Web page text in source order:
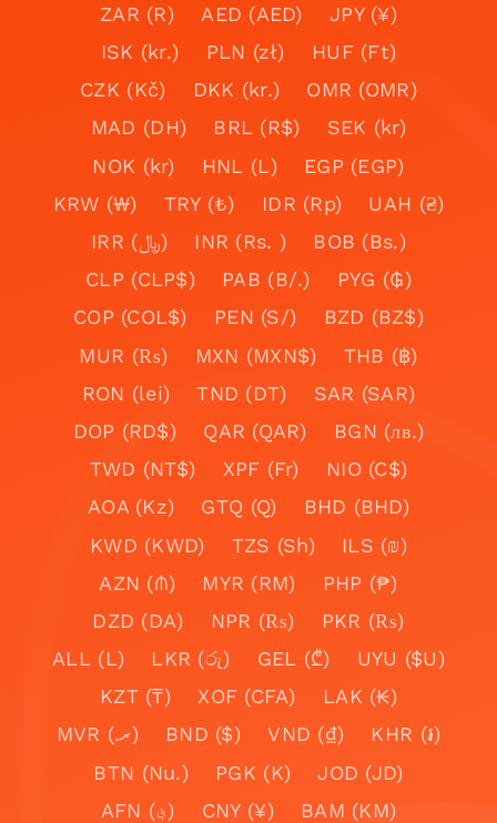
ZAR (R)
AED (AED)
JPY (¥)
ISK (kr.)
PLN (zł)
HUF (Ft)
CZK (Kč)
DKK (kr.)
OMR (OMR)
MAD (DH)
BRL (R$)
SEK (kr)
NOK (kr)
HNL (L)
EGP (EGP)
KRW (₩)
TRY (₺) IDR (Rp)
UAH (₴)
IRR (﷼)
INR (Rs. )
BOB (Bs.)
CLP (CLP$)
PAB (B/.)
PYG (₲)
COP (COL$)
PEN (S/)
BZD (BZ$)
MUR (₨)
MXN (MXN$)
THB (฿)
RON (lei)
TND (DT)
SAR (SAR)
DOP (RD$)
QAR (QAR)
BGN (лв.)
TWD (NT$)
XPF (Fr)
NIO (C$)
AOA (Kz)
GTQ (Q)
BHD (BHD)
KWD (KWD)
TZS (Sh)
ILS (₪)
AZN (₼)
MYR (RM)
PHP (₱)
DZD (DA)
NPR (₨)
PKR (₨)
ALL (L)
LKR (රු) GEL (₾)
UYU ($U)
KZT (₸)
XOF (CFA)
LAK (₭)
MVR (.ރ)
BND ($) VND (₫)
KHR (៛)
BTN (Nu.)
PGK (K)
JOD (JD)
AFN (؋)
CNY (¥)
BAM (KM)